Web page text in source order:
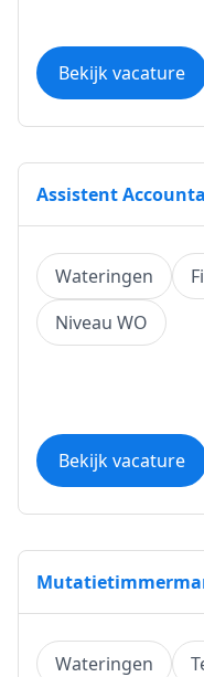
Bekijk vacature
Assistent
Wateringen
Niveau WO
Bekijk vacature
Wateringen